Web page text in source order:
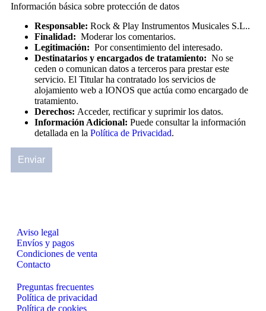
Información básica sobre protección de datos
Responsable: Rock & Play Instrumentos Musicales S.L..
Finalidad: Moderar los comentarios.
Legitimación: Por consentimiento del interesado.
Destinatarios y encargados de tratamiento: No se
ceden o comunican datos a terceros para prestar este
servicio. El Titular ha contratado los servicios de
alojamiento web a IONOS que actúa como encargado de
tratamiento.
Derechos: Acceder, rectificar y suprimir los datos.
Información Adicional: Puede consultar la información
detallada en la Política de Privacidad.
Aviso legal
Envíos y pagos
Condiciones de venta
Contacto
Preguntas frecuentes
Política de privacidad
Política de cookies